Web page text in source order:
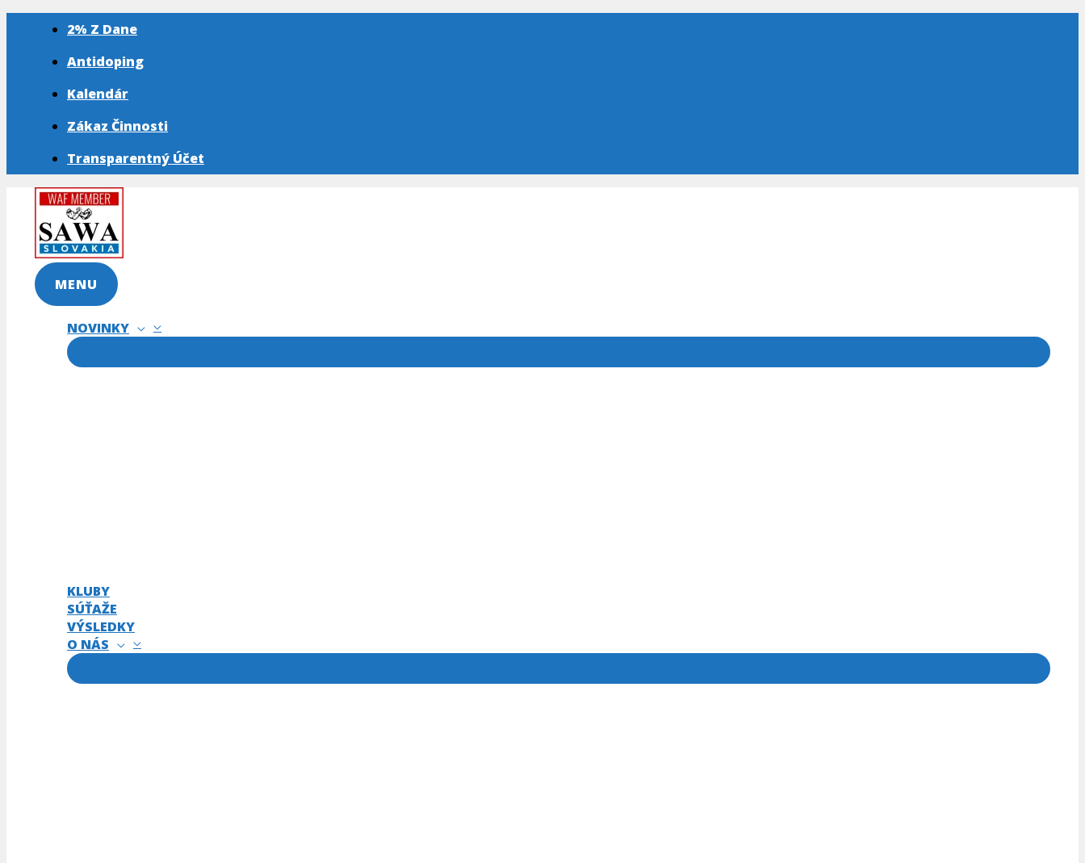
2% Z Dane
Antidoping
Kalendár
Zákaz Činnosti
Transparentný Účet
MENU
NOVINKY
KLUBY
SÚŤAŽE
VÝSLEDKY
O NÁS
sem...
mail*